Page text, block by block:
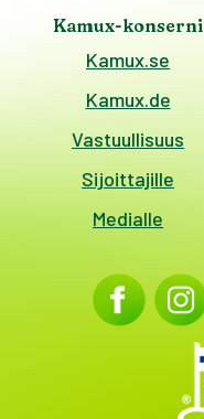
Kamux-konserni
Kamux.se
Kamux.de
Vastuullisuus
Sijoittajille
Medialle